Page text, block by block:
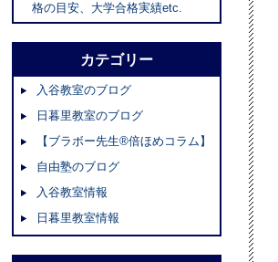
格の目安、大学合格実績etc.
カテゴリー
入谷教室のブログ
日暮里教室のブログ
【ブラボー先生®倍ほめコラム】
自由塾のブログ
入谷教室情報
日暮里教室情報